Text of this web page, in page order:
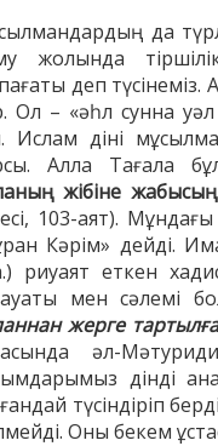
да
жолында
деп түсінеміз.
Ол – «әһл сунна
Ислам діні
Алла Тағала
жібіне
103-аят).
Кәрім» дейді.
риуаят еткен
мен сәлемі
жерге
әл-
дінді
түсіндіріп
Оны бекем